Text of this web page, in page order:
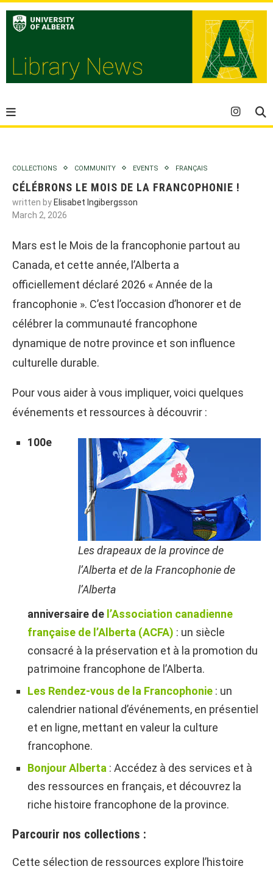
COLLECTIONS COMMUNITY EVENTS FRANÇAIS
CÉLÉBRONS LE MOIS DE LA FRANCOPHONIE !
written by Elisabet Ingibergsson
March 2, 2026
Mars est le Mois de la francophonie partout au
Canada, et cette année, l’Alberta a
officiellement déclaré 2026 « Année de la
francophonie ». C’est l’occasion d’honorer et de
célébrer la communauté francophone
dynamique de notre province et son influence
culturelle durable.
Pour vous aider à vous impliquer, voici quelques
événements et ressources à découvrir :
Les drapeaux de la province de
l’Alberta et de la Francophonie de
l’Alberta
100e
anniversaire de l’Association canadienne
française de l’Alberta (ACFA) : un siècle
consacré à la préservation et à la promotion du
patrimoine francophone de l’Alberta.
Les Rendez-vous de la Francophonie : un
calendrier national d’événements, en présentiel
et en ligne, mettant en valeur la culture
francophone.
Bonjour Alberta : Accédez à des services et à
des ressources en français, et découvrez la
riche histoire francophone de la province.
Parcourir nos collections :
Cette sélection de ressources explore l’histoire